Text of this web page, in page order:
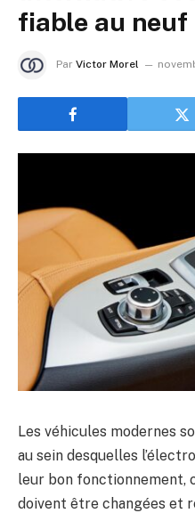
fiable au neuf
Par Victor Morel
Les véhicules modernes
au sein desquelles
leur bon fonctionnement,
doivent être changées et